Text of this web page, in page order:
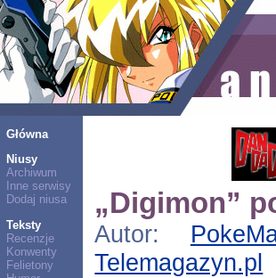
Główna
Niusy
Archiwum
Inne serwisy
Dodaj niusa
Teksty
Recenzje
Konwenty
Felietony
„Digimon”
Autor:
Telemagazyn.pl